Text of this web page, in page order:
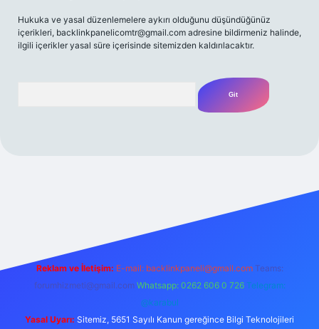
Hukuka ve yasal düzenlemelere aykırı olduğunu düşündüğünüz
içerikleri, backlinkpanelicomtr@gmail.com adresine bildirmeniz halinde,
ilgili içerikler yasal süre içerisinde sitemizden kaldırılacaktır.
Reklam ve İletişim: E-mail: backlinkpaneli@gmail.com Teams:
forumhizmeti@gmail.com Whatsapp: 0262 606 0 726 Telegram:
@karabul
Yasal Uyarı: Sitemiz, 5651 Sayılı Kanun gereğince Bilgi Teknolojileri